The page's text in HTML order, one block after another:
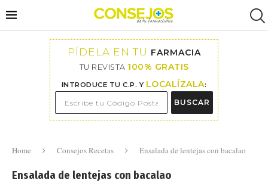
PÍDELA EN TU FARMACIA
TU REVISTA 100% GRATIS
INTRODUCE TU C.P. Y LOCALÍZALA:
BUSCAR
Home Consejos Recetas Ensalada de lentejas con bacalao
Ensalada de lentejas con bacalao